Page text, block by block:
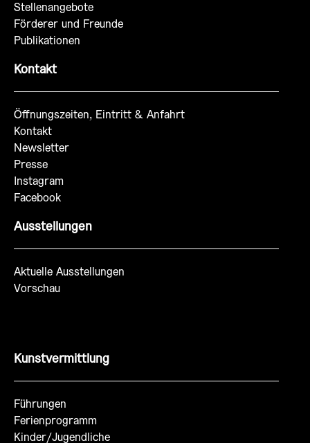
Stellenangebote
Förderer und Freunde
Publikationen
Kontakt
Öffnungszeiten, Eintritt & Anfahrt
Kontakt
Newsletter
Presse
Instagram
Facebook
Ausstellungen
Aktuelle Ausstellungen
Vorschau
Kunstvermittlung
Führungen
Ferienprogramm
Kinder/Jugendliche